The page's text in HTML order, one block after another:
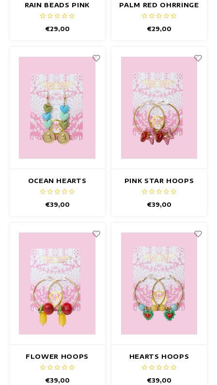
RAIN BEADS PINK
OHRRINGE
€29,00
PALM RED OHRRINGE
€29,00
OCEAN HEARTS
OHRRINGE
€39,00
PINK STAR HOOPS
OHRRINGE
€39,00
FLOWER HOOPS
OHRRINGE
€39,00
HEARTS HOOPS
OHRRINGE
€39,00